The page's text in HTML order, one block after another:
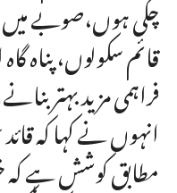
چکی ہوں،صوبے
قائم سکولوں، پناہ
فراہمی مزید بہتر
انہوں نے کہا کہ
مطابق کوشش ہے کہ